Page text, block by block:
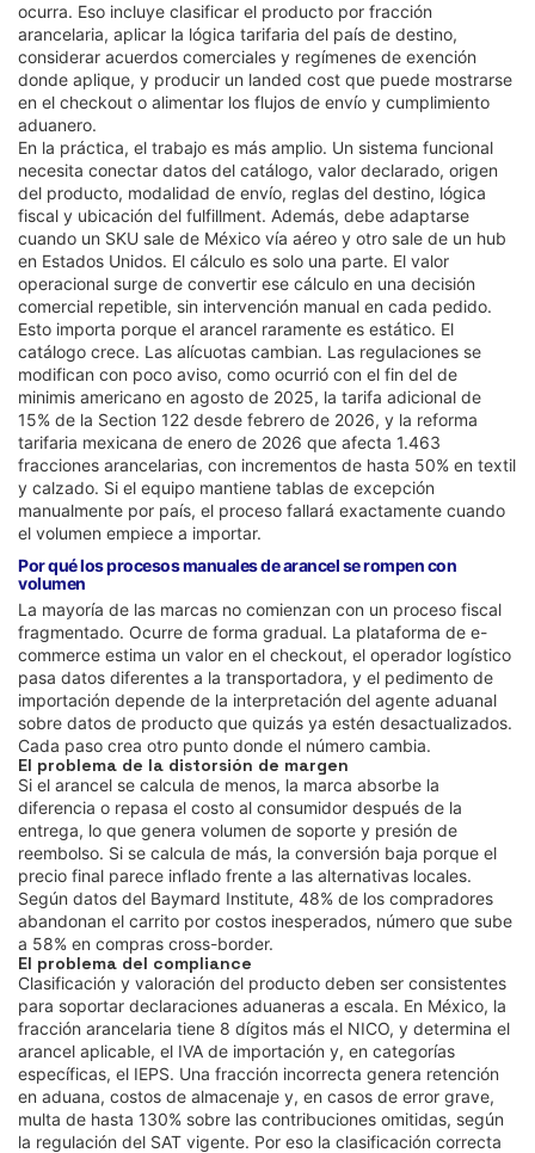
ocurra. Eso incluye clasificar el producto por fracción
arancelaria, aplicar la lógica tarifaria del país de destino,
considerar acuerdos comerciales y regímenes de exención
donde aplique, y producir un landed cost que puede mostrarse
en el checkout o alimentar los flujos de envío y cumplimiento
aduanero.
En la práctica, el trabajo es más amplio. Un sistema funcional
necesita conectar datos del catálogo, valor declarado, origen
del producto, modalidad de envío, reglas del destino, lógica
fiscal y ubicación del fulfillment. Además, debe adaptarse
cuando un SKU sale de México vía aéreo y otro sale de un hub
en Estados Unidos. El cálculo es solo una parte. El valor
operacional surge de convertir ese cálculo en una decisión
comercial repetible, sin intervención manual en cada pedido.
Esto importa porque el arancel raramente es estático. El
catálogo crece. Las alícuotas cambian. Las regulaciones se
modifican con poco aviso, como ocurrió con el fin del de
minimis americano en agosto de 2025, la tarifa adicional de
15% de la Section 122 desde febrero de 2026, y la reforma
tarifaria mexicana de enero de 2026 que afecta 1.463
fracciones arancelarias, con incrementos de hasta 50% en textil
y calzado. Si el equipo mantiene tablas de excepción
manualmente por país, el proceso fallará exactamente cuando
el volumen empiece a importar.
Por qué los procesos manuales de arancel se rompen con
volumen
La mayoría de las marcas no comienzan con un proceso fiscal
fragmentado. Ocurre de forma gradual. La plataforma de e-
commerce estima un valor en el checkout, el operador logístico
pasa datos diferentes a la transportadora, y el pedimento de
importación depende de la interpretación del agente aduanal
sobre datos de producto que quizás ya estén desactualizados.
Cada paso crea otro punto donde el número cambia.
El problema de la distorsión de margen
Si el arancel se calcula de menos, la marca absorbe la
diferencia o repasa el costo al consumidor después de la
entrega, lo que genera volumen de soporte y presión de
reembolso. Si se calcula de más, la conversión baja porque el
precio final parece inflado frente a las alternativas locales.
Según datos del Baymard Institute, 48% de los compradores
abandonan el carrito por costos inesperados, número que sube
a 58% en compras cross-border.
El problema del compliance
Clasificación y valoración del producto deben ser consistentes
para soportar declaraciones aduaneras a escala. En México, la
fracción arancelaria tiene 8 dígitos más el NICO, y determina el
arancel aplicable, el IVA de importación y, en categorías
específicas, el IEPS. Una fracción incorrecta genera retención
en aduana, costos de almacenaje y, en casos de error grave,
multa de hasta 130% sobre las contribuciones omitidas, según
la regulación del SAT vigente. Por eso la clasificación correcta